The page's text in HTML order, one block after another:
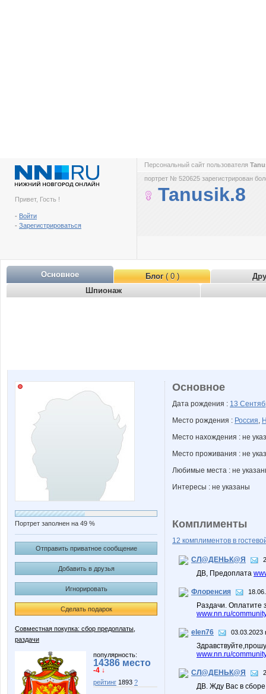
Привет, Гость !
- Войти
- Зарегистрироваться
Персональный сайт пользователя
портрет № 520625 зарегистрирован
Tanusik.8
Основное Блог( 0 )
Шпионаж
Портрет заполнен на 49 %
Отправить приватное сообщение
Добавить в друзья
Игнорировать
Сделать подарок
Совместная покупка: сбор предоплаты,
раздачи
популярность:
14386 место
-4 ↓
рейтинг 1893 ?
Основное
Дата рождения : 13
Место рождения : Россия,
Место нахождения : не
Место проживания : не
Любимые места : не
Интересы : не указаны
Комплименты
12 комплиментов в
СЛ@ДЕНЬК@Я
ДВ, Предоплата
Флоренсия
Раздачи. Оплатите
www.nn.ru/
elen76 03.03.2023
www.nn.ru/
СЛ@ДЕНЬК@Я
ДВ. Жду Вас в